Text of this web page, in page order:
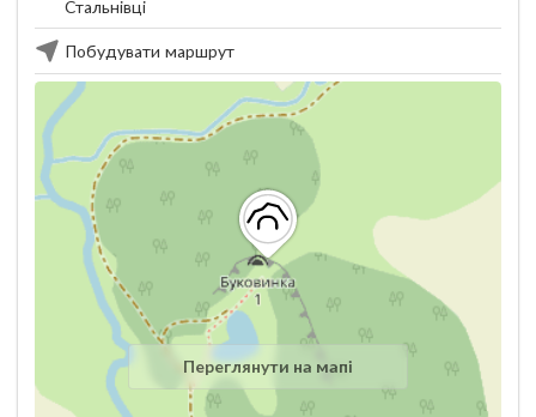
Стальнівці
Побудувати маршрут
Переглянути на мапі